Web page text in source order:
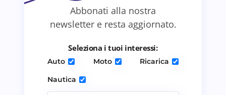
Salva il mio nome e email in questo browser
Invia commento
Abbonati alla nostra
newsletter e resta aggiornato.
Seleziona i tuoi interessi:
Auto Moto
Ricarica
Nautica